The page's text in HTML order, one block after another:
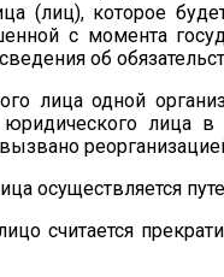
(лиц), которое
с момента
об
лица одной
юридического
осуществляется
считается